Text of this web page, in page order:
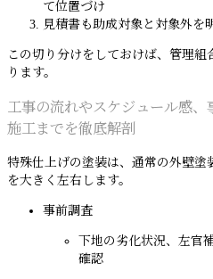
て位置づけ
見積書も助成対象と対象外を
この切り分けをしておけば、管理
ります。
工事の流れやスケジュール感
施工までを徹底解剖
特殊仕上げの塗装は、通常の外壁塗
を大きく左右します。
事前調査
下地の劣化状況、左官
確認